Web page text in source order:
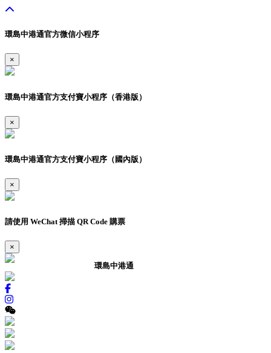
環島中港通官方微信小程序
×
環島中港通官方支付寶小程序（香港版）
×
環島中港通官方支付寶小程序（國內版）
×
請使用 WeChat 掃描 QR Code 購票
×
環島中港通